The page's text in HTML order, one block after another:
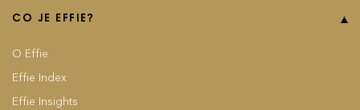
CO JE EFFIE?
O Effie
Effie Index
Effie Insights